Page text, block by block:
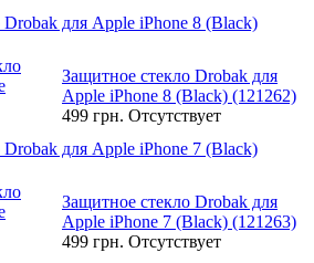
Drobak для Apple iPhone 8 (Black)
Защитное стекло Drobak для
Apple iPhone 8 (Black) (121262)
499 грн. Отсутствует
Drobak для Apple iPhone 7 (Black)
Защитное стекло Drobak для
Apple iPhone 7 (Black) (121263)
499 грн. Отсутствует